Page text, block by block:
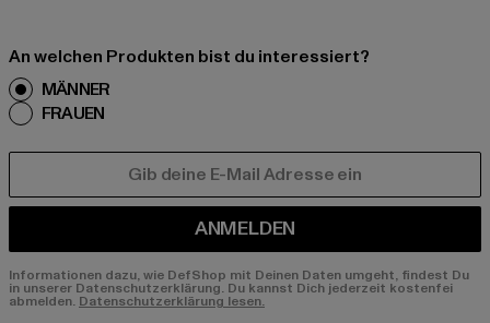
An welchen Produkten bist du interessiert?
MÄNNER
FRAUEN
ANMELDEN
Informationen dazu, wie DefShop mit Deinen Daten umgeht, findest Du
in unserer Datenschutzerklärung. Du kannst Dich jederzeit kostenfei
abmelden. Datenschutzerklärung lesen.